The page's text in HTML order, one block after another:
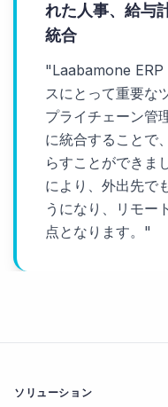
れた人事、給与
統合
"Laabamone ERP
スにとって重要な
プライチェーン管
に統合することで
らすことができま
により、外出先で
うになり、リモー
点となります。 "
ソリューション